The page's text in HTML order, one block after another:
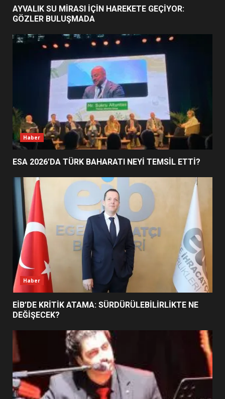
2
EİB’DE KRİTİK ATAMA:
SÜRDÜRÜLEBİLİRLİKTE NE
DEĞİŞECEK?
4
EDREMİT’İN GURURU TÜRKİYE
FİNALİNDE NE BAŞARDI?
5
UZATILDI: NE DEĞİŞTİ?
6
BURHANİYE SATRANÇ
TURNUVASI KAYITLARI NEYİ
DEĞİŞTİRİYOR?
BURHANİYE BELEDİYESPOR’DA
YENİ YÖNETİM NASIL
AYVALIK SU MİRASI İÇİN HAREKETE GEÇİYOR:
GÖZLER BULUŞMADA
Haber
ESA 2026’DA TÜRK BAHARATI NEYİ TEMSİL ETTİ?
Haber
EİB’DE KRİTİK ATAMA: SÜRDÜRÜLEBİLİRLİKTE NE
DEĞİŞECEK?